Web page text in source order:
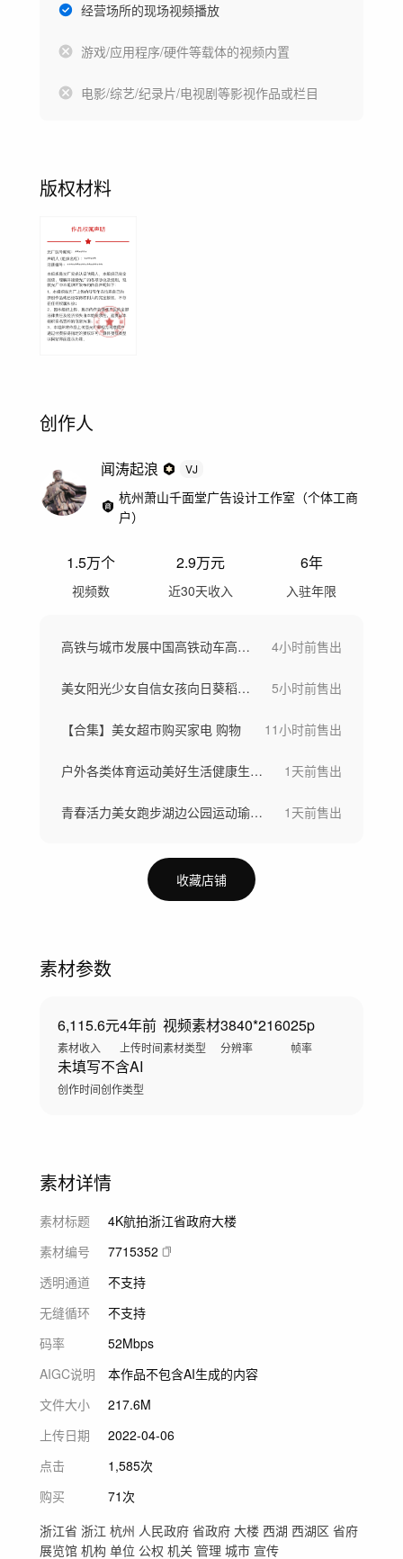
经营场所的现场视频播放
游戏/应用程序/硬件等载体的视频内置
电影/综艺/纪录片/电视剧等影视作品或栏目
版权材料
创作人
闻涛起浪 VJ
杭州萧山千面堂广告设计工作室（个体工商
户）
1.5万个
视频数
2.9万元
近30天收入
6年
入驻年限
高铁与城市发展中国高铁动车高铁站候车大厅 4小时前售出
美女阳光少女自信女孩向日葵稻田骑车画画 5小时前售出
【合集】美女超市购买家电 购物 11小时前售出
户外各类体育运动美好生活健康生活城市宣传 1天前售出
青春活力美女跑步湖边公园运动瑜伽健身运动 1天前售出
收藏店铺
素材参数
6,115.6元
素材收入
4年前
上传时间
视频素材
素材类型
3840*2160
分辨率
25p
帧率
未填写
创作时间
不含AI
创作类型
素材详情
素材标题
4K航拍浙江省政府大楼
素材编号
7715352
透明通道
不支持
无缝循环
不支持
码率
52Mbps
AIGC说明
本作品不包含AI生成的内容
文件大小
217.6M
上传日期
2022-04-06
点击
1,585次
购买
71次
浙江省 浙江 杭州 人民政府 省政府 大楼 西湖 西湖区 省府
展览馆 机构 单位 公权 机关 管理 城市 宣传